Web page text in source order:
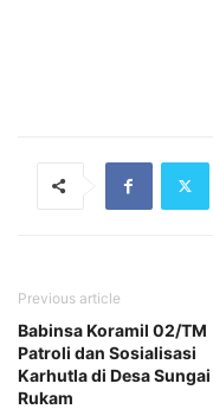
Previous article
Babinsa Koramil 02/TM
Patroli dan Sosialisasi
Karhutla di Desa Sungai
Rukam